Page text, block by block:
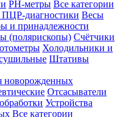
PH-метры Все категории
ПЦР-диагностики Весы
и принадлежности
(полярископы) Счётчики
Холодильники и
Штативы
новорожденных
Отсасыватели
Устройства
Все категории